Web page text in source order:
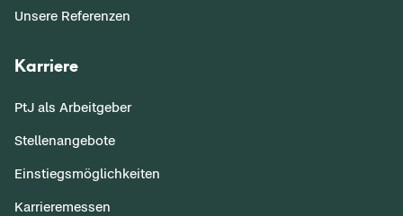
Unsere Referenzen
Karriere
PtJ als Arbeitgeber
Stellenangebote
Einstiegsmöglichkeiten
Karrieremessen